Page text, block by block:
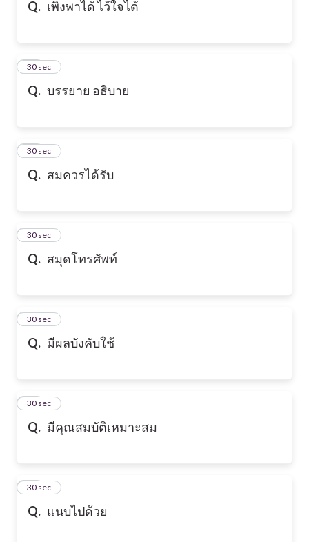
Q. เพิ่งพาได้ ไว้ใจได้
Q. บรรยาย อธิบาย
11
30 sec
Q. สมควรได้รับ
12
30 sec
Q. สมุดโทรศัพท์
13
30 sec
Q. มีผลบังคับใช้
14
30 sec
Q. มีคุณสมบัติเหมาะสม
15
30 sec
Q. แนบไปด้วย
16
30 sec